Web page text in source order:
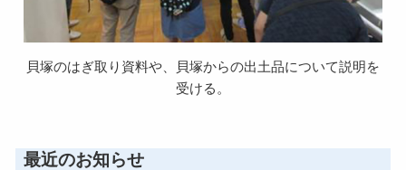
貝塚のはぎ取り資料や、貝塚からの出土品について説明を
受ける。
最近のお知らせ